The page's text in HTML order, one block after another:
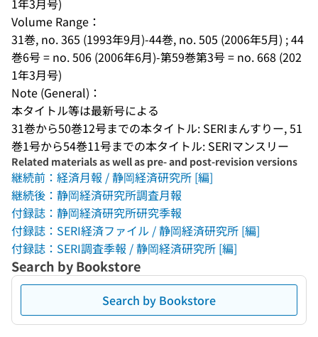
1年3月号)
Volume Range：
31巻, no. 365 (1993年9月)-44巻, no. 505 (2006年5月) ; 44
巻6号 = no. 506 (2006年6月)-第59巻第3号 = no. 668 (202
1年3月号)
Note (General)：
本タイトル等は最新号による
31巻から50巻12号までの本タイトル: SERIまんすりー, 51
巻1号から54巻11号までの本タイトル: SERIマンスリー
Related materials as well as pre- and post-revision versions
継続前：経済月報 / 静岡経済研究所 [編]
継続後：静岡経済研究所調査月報
付録誌：静岡経済研究所研究季報
付録誌：SERI経済ファイル / 静岡経済研究所 [編]
付録誌：SERI調査季報 / 静岡経済研究所 [編]
Search by Bookstore
Search by Bookstore